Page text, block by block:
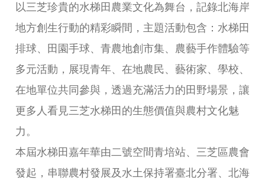
以三芝珍貴的水梯田農業文化為舞台，記錄北海岸
地方創生行動的精彩瞬間，主題活動包含：水梯田
排球、田園手球、青農地創市集、農藝手作體驗等
多元活動，展現青年、在地農民、藝術家、學校、
在地單位共同參與，透過充滿活力的田野場景，讓
更多人看見三芝水梯田的生態價值與農村文化魅
力。
本屆水梯田嘉年華由二號空間青培站、三芝區農會
發起，串聯農村發展及水土保持署臺北分署、北海